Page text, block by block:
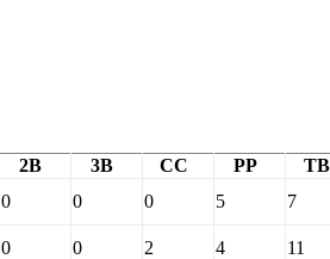
2B 3B CC PP TB
0 0 0 5 7
0 0 2 4 11